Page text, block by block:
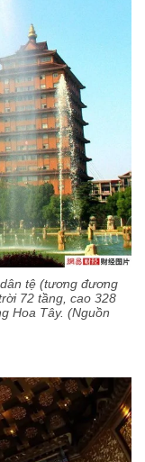
tệ (tương đương
72 tầng, cao 328
Hoa Tây. (Nguồn